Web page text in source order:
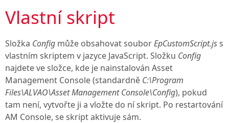
Vlastní skript
Složka Config může obsahovat souborEpCustomScript.jss
vlastním skriptem v jazyce JavaScript. Složku Config
najdete ve složce, kde je nainstalován Asset
Management Console(standardně C:\Program
Files\ALVAO\Asset Management Console\Config), pokud
tam není, vytvořte ji a vložte do ní skript. Po restartování
AM Console, se skript aktivuje sám.